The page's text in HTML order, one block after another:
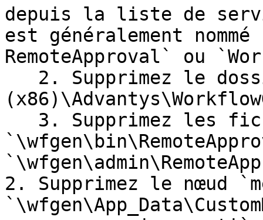
depuis la liste de
est généralement nommé
RemoteApproval` ou
2. Supprimez le nœud